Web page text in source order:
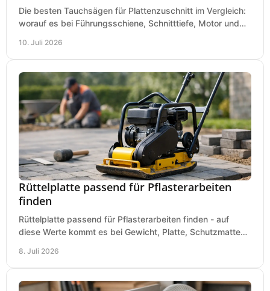
Die besten Tauchsägen für Plattenzuschnitt im Vergleich:
worauf es bei Führungsschiene, Schnitttiefe, Motor und
10. Juli 2026
Rüttelplatte passend für Pflasterarbeiten
finden
Rüttelplatte passend für Pflasterarbeiten finden - auf
diese Werte kommt es bei Gewicht, Platte, Schutzmatte
8. Juli 2026